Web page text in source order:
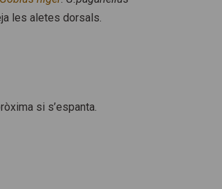
les aletes dorsals.
si s’espanta.